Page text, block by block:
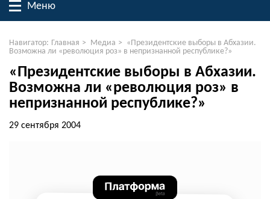
Меню
Навигатор: Главная > Медиа > «Президентские выборы в Абхазии.
Возможна ли «революция роз» в непризнанной республике?»
«Президентские выборы в Абхазии.
Возможна ли «революция роз» в
непризнанной республике?»
29 сентября 2004